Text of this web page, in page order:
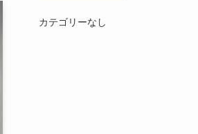
カテゴリーなし